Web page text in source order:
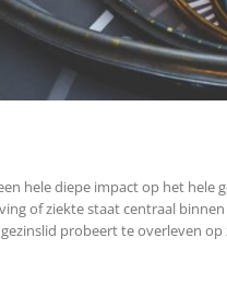
hele diepe impact op het hele
of ziekte staat centraal
probeert te overleven